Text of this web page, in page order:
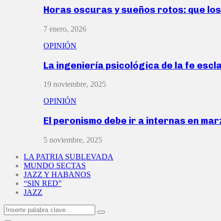
Horas oscuras y sueños rotos: que
7 enero, 2026
OPINIÓN
La ingeniería psicológica de la fe
19 noviembre, 2025
OPINIÓN
El peronismo debe ir a internas en
5 noviembre, 2025
LA PATRIA SUBLEVADA
MUNDO SECTAS
JAZZ Y HABANOS
“SIN RED”
JAZZ
Search
for:
Search